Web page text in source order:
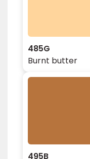
485G
Burnt butter
495B